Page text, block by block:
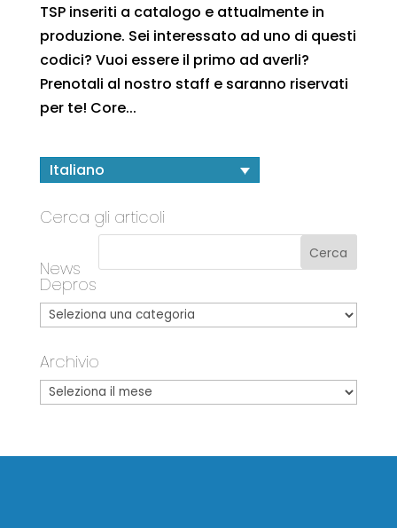
TSP inseriti a catalogo e attualmente in
produzione. Sei interessato ad uno di questi
codici? Vuoi essere il primo ad averli?
Prenotali al nostro staff e saranno riservati
per te! Core...
Italiano
Cerca gli articoli
News
Depros
Archivio